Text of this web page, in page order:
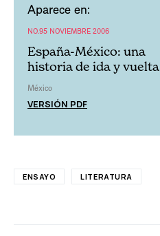
Aparece en:
NO.95 NOVIEMBRE 2006
España-México: una
historia de ida y vuelta
México
VERSIÓN PDF
ENSAYO LITERATURA